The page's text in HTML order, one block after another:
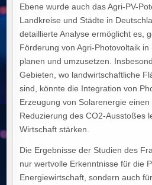
Ebene wurde auch das Agri-PV-
Landkreise und Städte in
detaillierte Analyse ermöglicht es,
Förderung von Agri-Photovoltaik
planen und umzusetzen.
Gebieten, wo landwirtschaftliche
sind, könnte die Integration von
Erzeugung von Solarenergie
Reduzierung des CO2-Ausstoßes
Wirtschaft stärken.
Die Ergebnisse der Studien des
nur wertvolle Erkenntnisse für die
Energiewirtschaft, sondern auch